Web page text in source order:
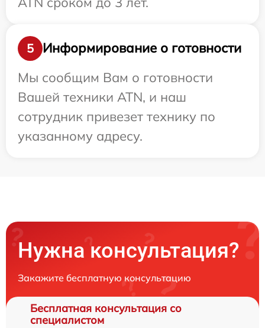
5
Информирование о готовности
Мы сообщим Вам о готовности
Вашей техники ATN, и наш
сотрудник привезет технику по
указанному адресу.
Нужна консультация?
Закажите бесплатную консультацию
Бесплатная консультация со
специалистом